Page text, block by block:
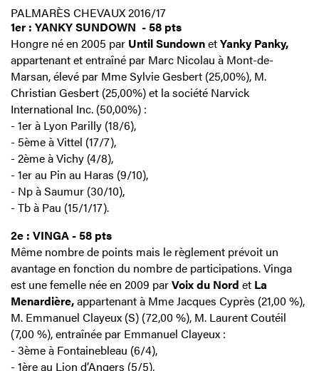
PALMARÈS CHEVAUX 2016/17
1er : YANKY SUNDOWN - 58 pts
Hongre né en 2005 par Until SundownetYanky Panky,
appartenant et entraîné par Marc Nicolau à Mont-de-
Marsan, élevé par Mme Sylvie Gesbert (25,00%), M.
Christian Gesbert (25,00%) et la société Narvick
International Inc. (50,00%) :
- 1er à Lyon Parilly (18/6),
- 5ème à Vittel (17/7),
- 2ème à Vichy (4/8),
- 1er au Pin au Haras (9/10),
- Np à Saumur (30/10),
- Tb à Pau (15/1/17).
2e : VINGA - 58 pts
Même nombre de points mais le règlement prévoit un
avantage en fonction du nombre de participations. Vinga
est une femelle née en 2009 parVoix du Nord et La
Menardière,appartenant à Mme Jacques Cyprès (21,00 %),
M. Emmanuel Clayeux (S) (72,00 %), M. Laurent Coutéil
(7,00 %), entraînée par Emmanuel Clayeux :
- 3ème à Fontainebleau (6/4),
- 1ère au Lion d’Angers (5/5),